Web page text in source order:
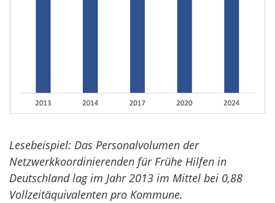
Lesebeispiel: Das Personalvolumen der
Netzwerkkoordinierenden für Frühe Hilfen in
Deutschland lag im Jahr 2013 im Mittel bei 0,88
Vollzeitäquivalenten pro Kommune.